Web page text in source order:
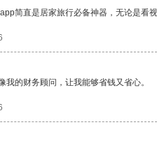
简直是居家旅行必备神器，无论是看
我的财务顾问，让我能够省钱又省心。